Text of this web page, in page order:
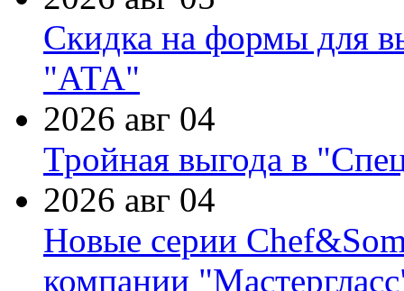
Скидка на формы для
"АТА"
2026 авг 04
Тройная выгода в
2026 авг 04
Новые серии
компании